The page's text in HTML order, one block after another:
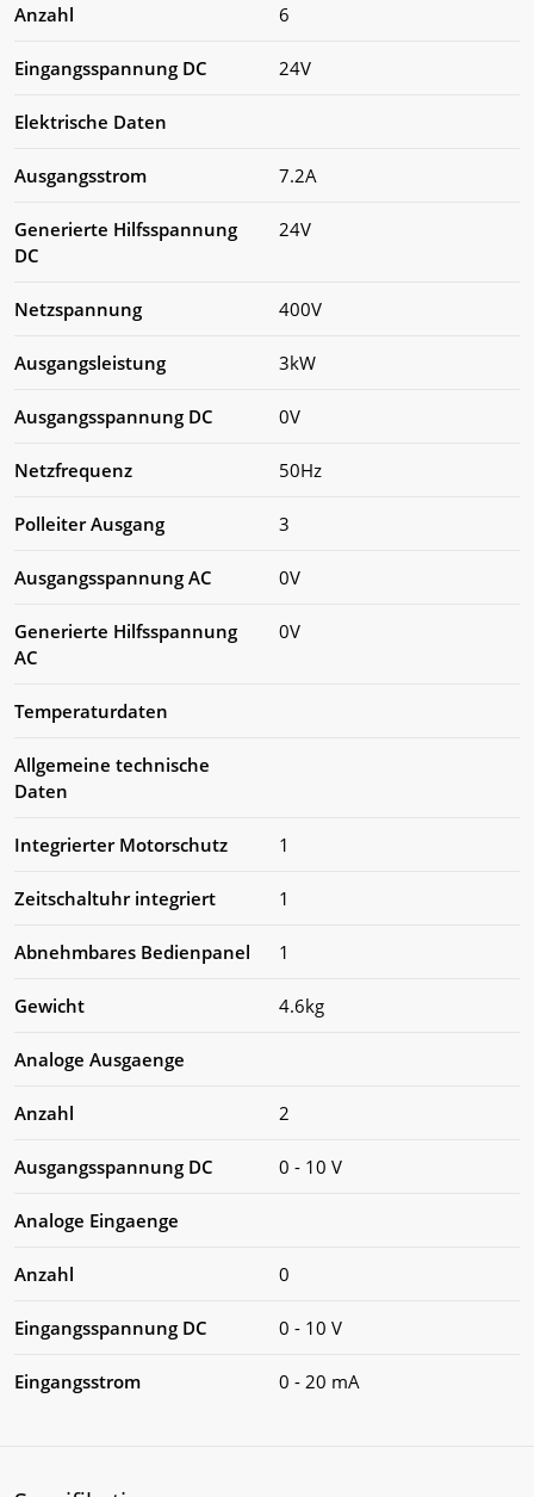
Anzahl 6
Eingangsspannung DC 24V
Elektrische Daten
Ausgangsstrom 7.2A
Generierte Hilfsspannung
DC
24V
Netzspannung 400V
Ausgangsleistung 3kW
Ausgangsspannung DC 0V
Netzfrequenz 50Hz
Polleiter Ausgang 3
Ausgangsspannung AC 0V
Generierte Hilfsspannung
AC
0V
Temperaturdaten
Allgemeine technische
Daten
Integrierter Motorschutz 1
Zeitschaltuhr integriert 1
Abnehmbares Bedienpanel 1
Gewicht 4.6kg
Analoge Ausgaenge
Anzahl 2
Ausgangsspannung DC 0 - 10 V
Analoge Eingaenge
Anzahl 0
Eingangsspannung DC 0 - 10 V
Eingangsstrom 0 - 20 mA